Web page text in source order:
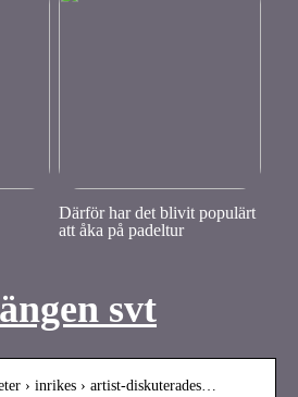
Därför har det blivit populärt
att åka på padeltur
svt
› inrikes › artist-diskuterades…